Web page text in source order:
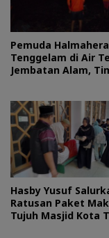
Pemuda
Tenggelam di Air
Jembatan Alam,
Hasby Yusuf
Ratusan Paket
Tujuh Masjid Kota